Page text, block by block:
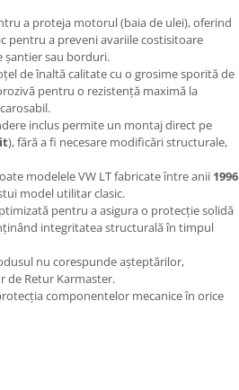
a proteja motorul (baia de ulei), oferind
pentru a preveni avariile costisitoare
șantier sau borduri.
de înaltă calitate cu o grosime sporită de
pentru o rezistență maximă la
inclus permite un montaj direct pe
), fără a fi necesare modificări structurale,
modelele VW LT fabricate între anii 1996
model utilitar clasic.
pentru a asigura o protecție solidă
integritatea structurală în timpul
nu corespunde așteptărilor,
de Retur Karmaster.
componentelor mecanice în orice